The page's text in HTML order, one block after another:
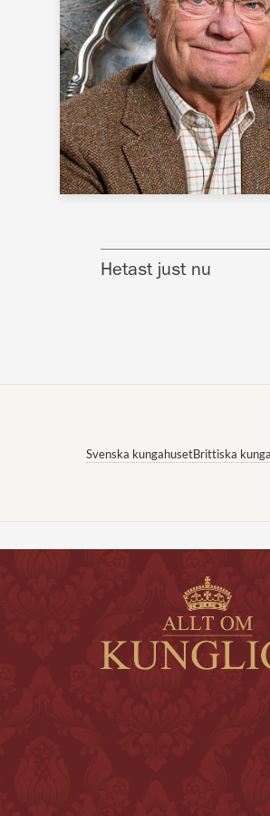
Hetast just nu
Svenska kungahusetBrittiska